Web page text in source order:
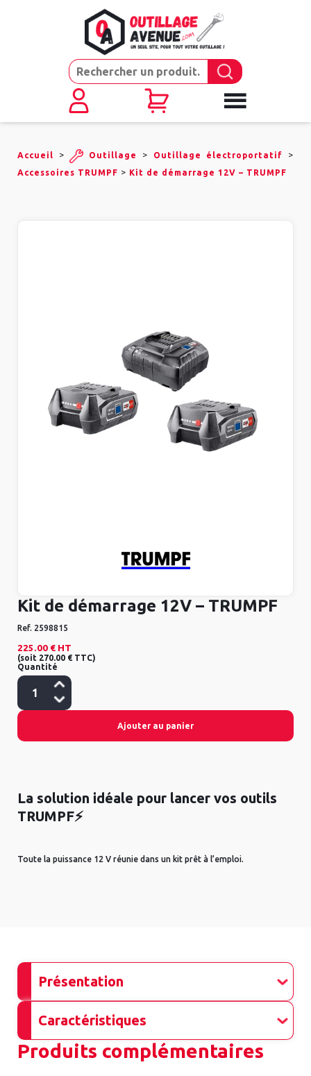
Accueil > Outillage > Outillage électroportatif >
Accessoires TRUMPF > Kit de démarrage 12V – TRUMPF
Kit de démarrage 12V – TRUMPF
Ref. 2598815
225.00 € HT
(soit 270.00 € TTC)
Quantité
Ajouter au panier
La solution idéale pour lancer vos outils
TRUMPF⚡
Toute la puissance 12 V réunie dans un kit prêt à l’emploi.
Présentation
Caractéristiques
Produits complémentaires